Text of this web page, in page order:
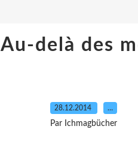
Au-delà des
28.12.2014 …
Par Ichmagbücher